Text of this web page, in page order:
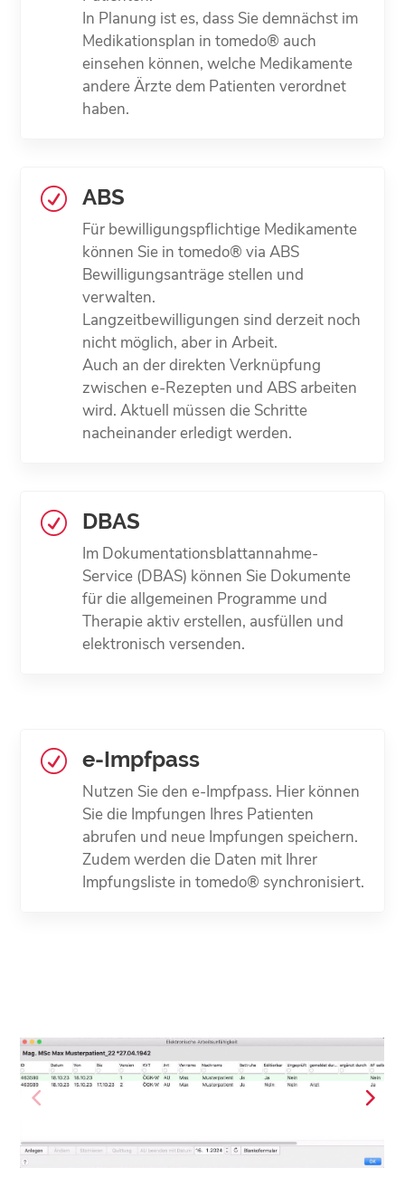
In Planung ist es, dass Sie demnächst im
Medikations­plan in tomedo® auch
einsehen können, welche Medikamente
andere Ärzte dem Patienten verordnet
haben.
R ABS
Für bewilligungs­pflichtige Medikamente
können Sie in tomedo® via ABS
Bewilligungs­anträge stellen und
verwalten.
Langzeit­bewilligungen sind derzeit noch
nicht möglich, aber in Arbeit.
Auch an der direkten Verknüpfung
zwischen e-Rezepten und ABS arbeiten
wird. Aktuell müssen die Schritte
nacheinander erledigt werden.
R DBAS
Im Dokumentations­blattannahme-
Service (DBAS) können Sie Dokumente
für die allgemeinen Programme und
Therapie aktiv erstellen, ausfüllen und
elektronisch versenden.
R e-Impfpass
Nutzen Sie den e-Impfpass. Hier können
Sie die Impfungen Ihres Patienten
abrufen und neue Impfungen speichern.
Zudem werden die Daten mit Ihrer
Impfungsliste in tomedo® synchronisiert.